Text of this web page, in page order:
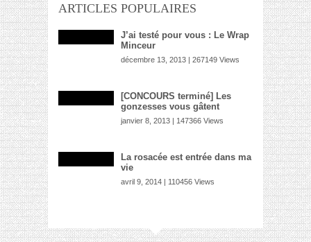
ARTICLES POPULAIRES
J’ai testé pour vous : Le Wrap
Minceur
décembre 13, 2013 | 267149 Views
[CONCOURS terminé] Les
gonzesses vous gâtent
janvier 8, 2013 | 147366 Views
La rosacée est entrée dans ma
vie
avril 9, 2014 | 110456 Views